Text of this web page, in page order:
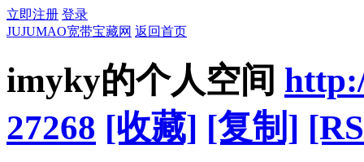
立即注册 登录
JUJUMAO宽带宝藏网 返回首页
imyky的个人空间
27268 [收藏] [复制]